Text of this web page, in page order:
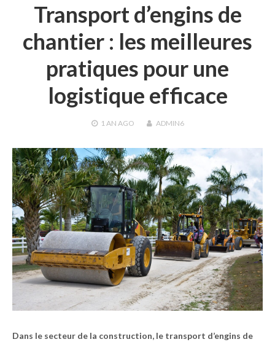
Transport d’engins de
chantier : les meilleures
pratiques pour une
logistique efficace
1 AN AGO ADMIN6
Dans le secteur de la construction, le transport d’engins de